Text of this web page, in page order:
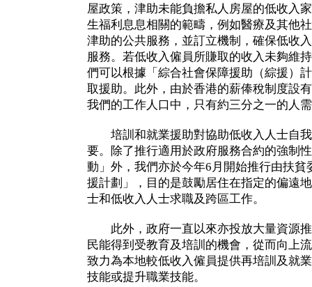
屋政策，津助未能負擔私人房屋的低收入
生福利息息相關的範疇，例如醫療及其他
津助的公共服務，並訂立機制，確保低收
服務。若低收入僱員所賺取的收入未夠維
們可以根據「綜合社會保障援助（綜援）
取援助。此外，由於香港的薪俸稅制度設
我們的工作人口中，只有約三分之一的人
培訓和就業援助對協助低收入人士自我
要。除了推行適用於政府服務合約的強制
動」外，我們亦於今年6月開始推行由扶
援計劃」，目的是鼓勵居住在指定的偏遠
士和低收入人士求職及跨區工作。
此外，政府一直以來亦投放大量資源推
民能得到受教育及培訓的機會，從而向上
致力為本地較低收入僱員提供再培訓及就
技能或提升職業技能。